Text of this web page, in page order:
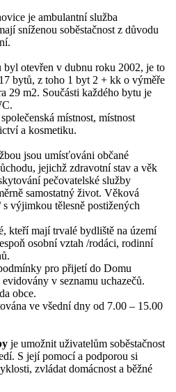
je ambulantní služba
sníženou soběstačnost z důvodu
byl otevřen v dubnu roku 2002, je to
bytů, z toho 1 byt 2 + kk o výměře
29 m2. Součásti každého bytu je
místnost, místnost
a kosmetiku.
jsou umísťováni občané
jejichž zdravotní stav a věk
pečovatelské služby
samostatný život. Věková
výjimkou tělesně postižených
kteří mají trvalé bydliště na území
osobní vztah /rodáci, rodinní
pro přijetí do Domu
v seznamu uchazečů.
obce.
ve všední dny od 7.00 – 15.00
je umožnit uživatelům soběstačnost
S její pomocí a podporou si
zvládat domácnost a běžné